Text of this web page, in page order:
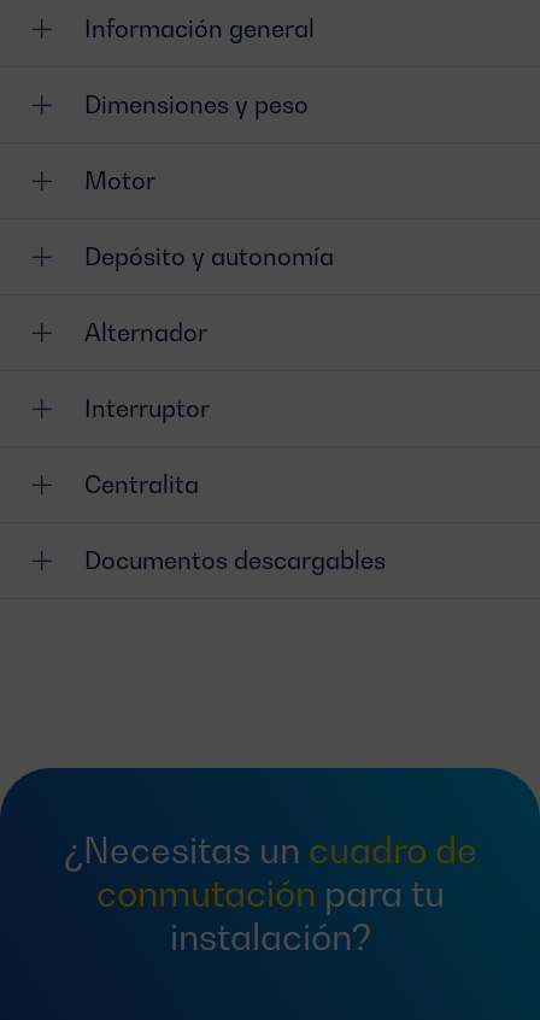
Información general
Dimensiones y peso
Motor
Depósito y autonomía
Alternador
Interruptor
Centralita
Documentos descargables
¿Necesitas un cuadro de
conmutación para tu
instalación?